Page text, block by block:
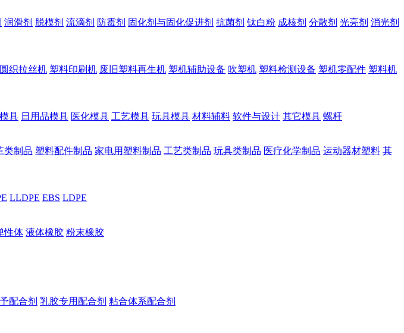
润滑剂 脱模剂 流滴剂 防霉剂 固化剂与固化促进剂 抗菌剂 钛白粉 成核剂 分散剂 光亮剂 消光剂
织拉丝机 塑料印刷机 废旧塑料再生机 塑机辅助设备 吹塑机 塑料检测设备 塑机零配件 塑料机
具 日用品模具 医化模具 工艺模具 玩具模具 材料辅料 软件与设计 其它模具 螺杆
类制品 塑料配件制品 家电用塑料制品 工艺类制品 玩具类制品 医疗化学制品 运动器材塑料 其
LLDPE EBS LDPE
性体 液体橡胶 粉末橡胶
配合剂 乳胶专用配合剂 粘合体系配合剂